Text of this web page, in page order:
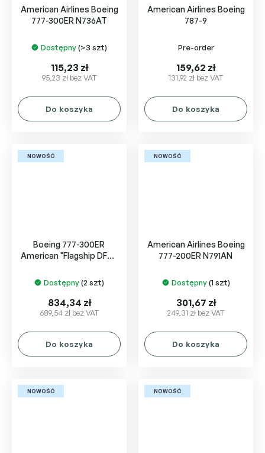
American Airlines Boeing
777-300ER N736AT
Dostępny(>3 szt)
95,23 zł bez VAT
115,23 zł
Do koszyka
American Airlines Boeing
787-9
Pre-order
131,92 zł bez VAT
159,62 zł
Do koszyka
NOWOŚĆ
Boeing 777-300ER
American "Flagship DFW"
Dostępny(2 szt)
689,54 zł bez VAT
834,34 zł
Do koszyka
NOWOŚĆ
American Airlines Boeing
777-200ER N791AN
Dostępny(1 szt)
249,31 zł bez VAT
301,67 zł
Do koszyka
NOWOŚĆ NOWOŚĆ